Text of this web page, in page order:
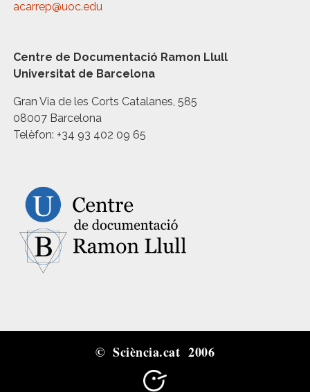
acarrep@uoc.edu
Centre de Documentació Ramon Llull
Universitat de Barcelona
Gran Via de les Corts Catalanes, 585
08007 Barcelona
Telèfon: +34 93 402 09 65
© Sciència.cat 2006